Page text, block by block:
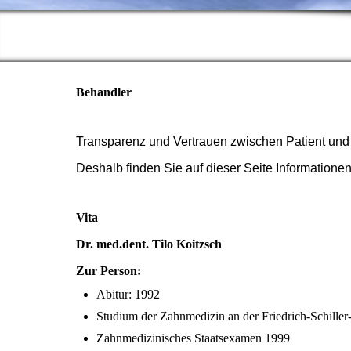
Behandler
Transparenz und Vertrauen zwischen Patient
Deshalb finden Sie auf dieser Seite
Vita
Dr. med.dent. Tilo Koitzsch
Zur Person:
Abitur: 1992
Studium der Zahnmedizin an der Friedrich-
Zahnmedizinisches Staatsexamen 1999